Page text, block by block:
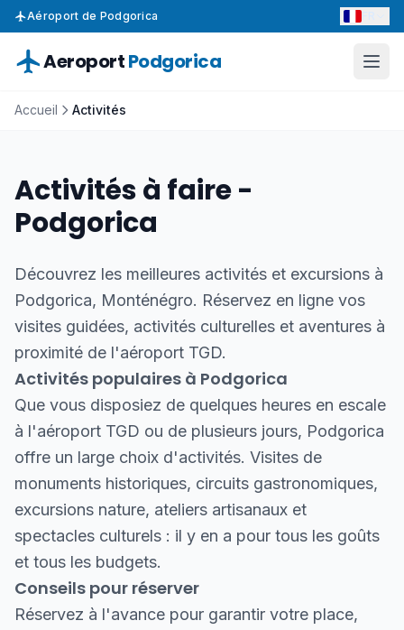
Aéroport de Podgorica
AeroportPodgorica
Accueil Activités
Activités à faire -
Podgorica
Découvrez les meilleures activités et excursions à
Podgorica, Monténégro. Réservez en ligne vos
visites guidées, activités culturelles et aventures à
proximité de l'aéroport TGD.
Activités populaires à Podgorica
Que vous disposiez de quelques heures en escale
à l'aéroport TGD ou de plusieurs jours, Podgorica
offre un large choix d'activités. Visites de
monuments historiques, circuits gastronomiques,
excursions nature, ateliers artisanaux et
spectacles culturels : il y en a pour tous les goûts
et tous les budgets.
Conseils pour réserver
Réservez à l'avance pour garantir votre place,